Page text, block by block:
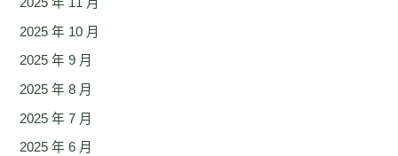
2025 年 10 月
2025 年 9 月
2025 年 8 月
2025 年 7 月
2025 年 6 月